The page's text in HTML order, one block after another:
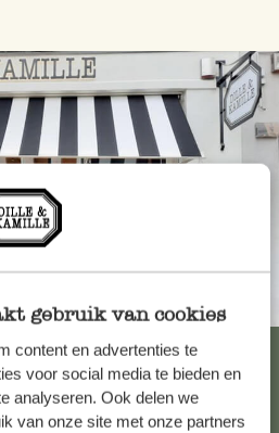
gebruik van cookies
content en advertenties te
voor social media te bieden en
analyseren. Ook delen we
van onze site met onze partners